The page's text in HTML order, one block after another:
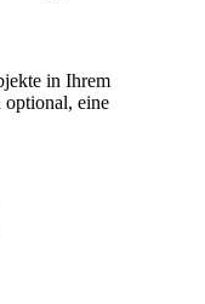
in Ihrem
optional, eine